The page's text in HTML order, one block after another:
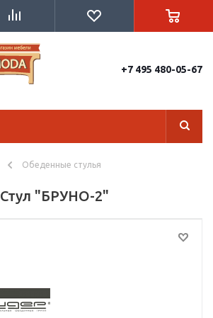
+7 495 480-05-67
Обеденные стулья
Стул "БРУНО-2"